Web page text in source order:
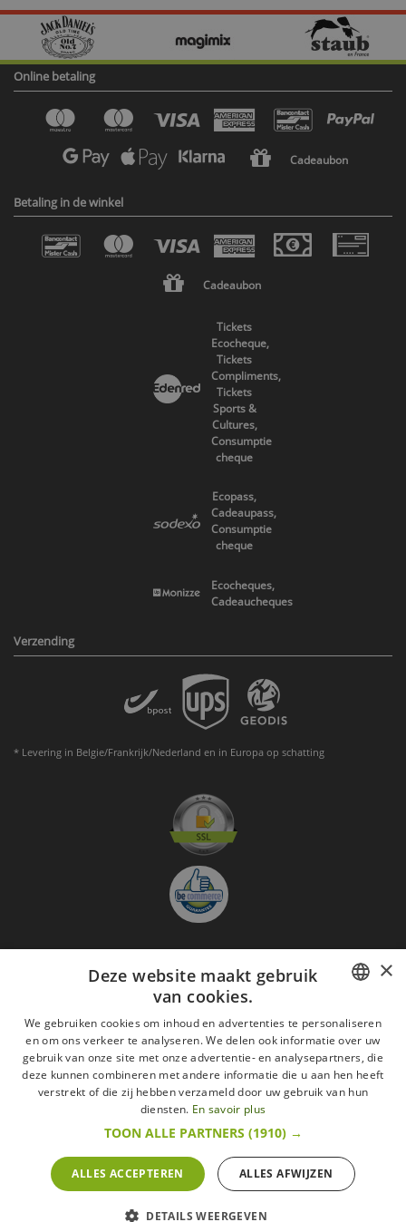
Online betaling
Cadeaubon
Betaling in de winkel
Cadeaubon
Tickets
Ecocheque,
Tickets
Compliments,
Tickets
Sports &
Cultures,
Consumptie
cheque
Ecopass,
Cadeaupass,
Consumptie
cheque
Ecocheques,
Cadeaucheques
Verzending
* Levering in Belgie/Frankrijk/Nederland en in Europa op schatting
Aanmelden nieuwsbrief
GO
Ik ga akkoord metde Wettelijke vermeldingen
Alle merken
Algemene verkoopsvoorwaarden
Wettelijke vermeldingen
withdrawal rights
Veelgestelde vragen
Alle rechten voorbehouden ©2015 Les Secrets du Chef/Alle prijzen op deze website
zijn met alle belastingen inbegrepen.
De Belgische wetgeving van 6 april 2010 geeft de consument het recht om binnen 14
werkdagen op een aankoop terug te komen.
FRENCH
ENGLISH
×
Deze website maakt gebruik
van cookies.
We gebruiken cookies om inhoud en advertenties te personaliseren
en om ons verkeer te analyseren. We delen ook informatie over uw
gebruik van onze site met onze advertentie- en analysepartners, die
deze kunnen combineren met andere informatie die u aan hen heeft
verstrekt of die zij hebben verzameld door uw gebruik van hun
diensten. En savoir plus
TOON ALLE PARTNERS (1910) →
ALLES ACCEPTEREN ALLES AFWIJZEN
DETAILS WEERGEVEN